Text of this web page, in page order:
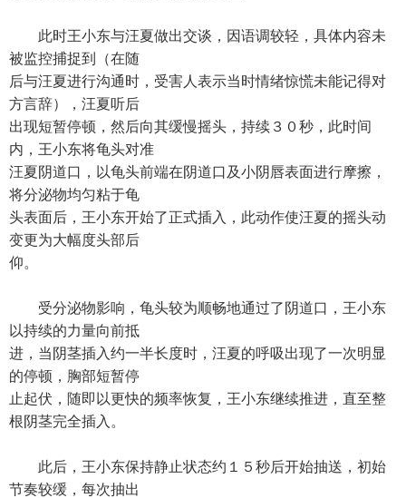
此时王小东与汪夏做出交谈，因语调较轻，具体内容未
被监控捕捉到（在随
后与汪夏进行沟通时，受害人表示当时情绪惊慌未能记得对
方言辞），汪夏听后
出现短暂停顿，然后向其缓慢摇头，持续３０秒，此时间
内，王小东将龟头对准
汪夏阴道口，以龟头前端在阴道口及小阴唇表面进行摩擦，
将分泌物均匀粘于龟
头表面后，王小东开始了正式插入，此动作使汪夏的摇头动
变更为大幅度头部后
仰。
受分泌物影响，龟头较为顺畅地通过了阴道口，王小东
以持续的力量向前抵
进，当阴茎插入约一半长度时，汪夏的呼吸出现了一次明显
的停顿，胸部短暂停
止起伏，随即以更快的频率恢复，王小东继续推进，直至整
根阴茎完全插入。
此后，王小东保持静止状态约１５秒后开始抽送，初始
节奏较缓，每次抽出